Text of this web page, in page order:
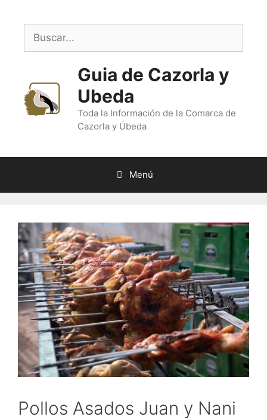
contenido
Buscar:
Guia de Cazorla y
Ubeda
Toda la Información de la Comarca de
Cazorla y Úbeda
Menú
Pollos Asados Juan y Nani